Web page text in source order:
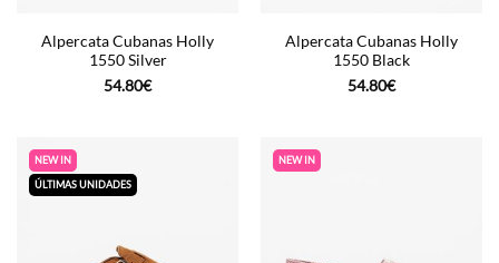
Alpercata Cubanas Holly
1550 Silver
54.80€
Alpercata Cubanas Holly
1550 Black
54.80€
NEW IN
ÚLTIMAS UNIDADES
NEW IN